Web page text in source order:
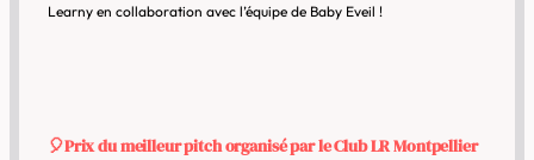
Learny en collaboration avec l’équipe de Baby Eveil !
🎈Prix du meilleur pitch organisé par le Club LR Montpellier